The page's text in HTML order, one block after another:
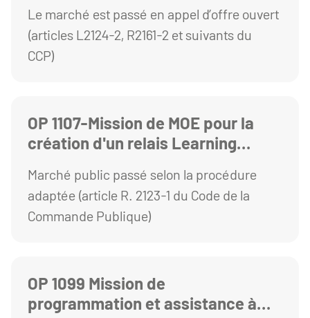
FONCTIONNELS, TECHNIQUES ET
ENERGETIQUES SUR LE MARCHE
GLOBAL DE PERFORMANCE DU
Le marché est passé en appel d’offre ouvert
(articles L2124-2, R2161-2 et suivants du
CCP)
OP 1107-Mission de MOE pour la
création d'un relais Learning
Marché public passé selon la procédure
adaptée (article R. 2123-1 du Code de la
Commande Publique)
OP 1099 Mission de
programmation et assistance à